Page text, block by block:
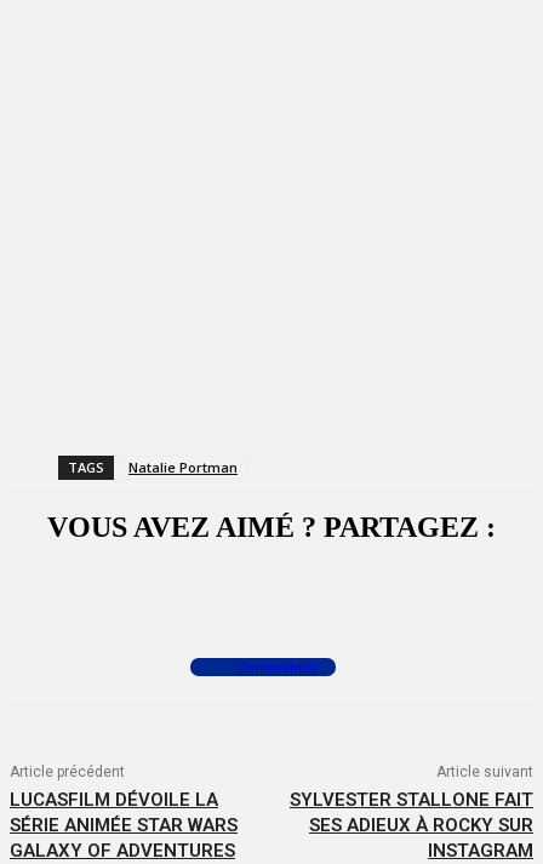
TAGS Natalie Portman
VOUS AVEZ AIMÉ ? PARTAGEZ :
Commenter
Article précédent
LUCASFILM DÉVOILE LA
SÉRIE ANIMÉE STAR WARS
GALAXY OF ADVENTURES
Article suivant
SYLVESTER STALLONE FAIT
SES ADIEUX À ROCKY SUR
INSTAGRAM